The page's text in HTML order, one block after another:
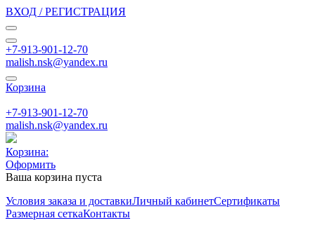
ВХОД / РЕГИСТРАЦИЯ
+7-913-901-12-70
malish.nsk@yandex.ru
Корзина
+7-913-901-12-70
malish.nsk@yandex.ru
Корзина:
Оформить
Ваша корзина пуста
Условия заказа и доставкиЛичный кабинетСертификаты
Размерная сеткаКонтакты